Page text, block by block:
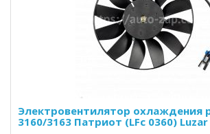
Электровентилятор охлаждения
3160/3163 Патриот (LFc 0360) Luzar